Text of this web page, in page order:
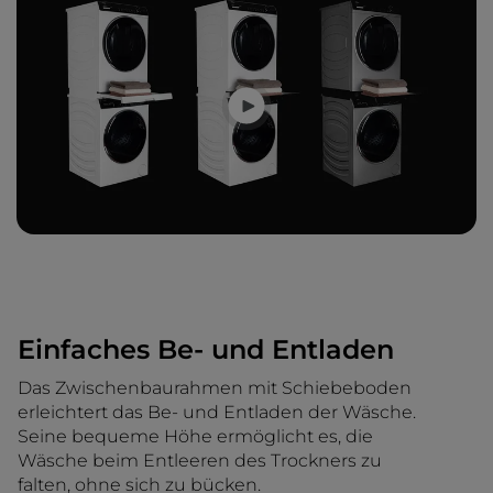
Einfaches Be- und Entladen
Das Zwischenbaurahmen mit Schiebeboden
erleichtert das Be- und Entladen der Wäsche.
Seine bequeme Höhe ermöglicht es, die
Wäsche beim Entleeren des Trockners zu
falten, ohne sich zu bücken.